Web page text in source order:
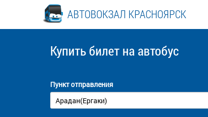
АВТОВОКЗАЛ КРАСНОЯРСК
Купить билет на автобус
Пункт отправления